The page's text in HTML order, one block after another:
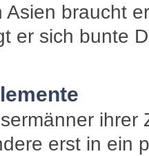
Asien braucht
er sich bunte
erst in ein